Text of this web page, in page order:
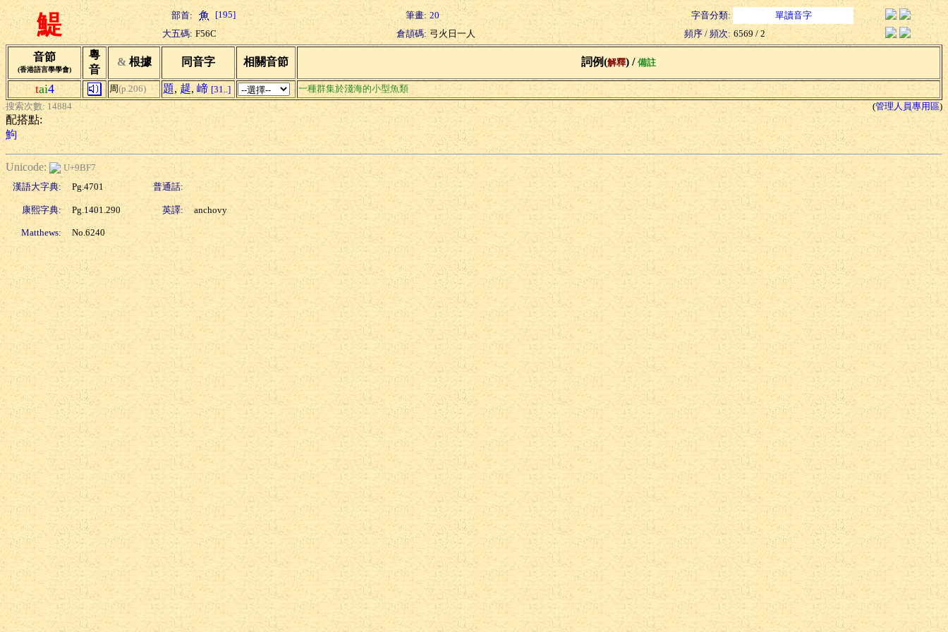
鯷 部首: [195] 筆畫: 20 字音分類:
單讀音字
大五碼: F56C 倉頡碼: 弓火日一人 頻序 / 頻次: 6569 / 2
音節
(香港語言學學會)
粵
音
& 根據 同音字 相關音節 詞例(解釋) / 備註
tai4 周(p.206) 題, 趧, 崹 [31..]
一種群集於淺海的小型魚類
搜索次數: 14884
(管理人員專用區)
配搭點:
鮈
Unicode:
U+9BF7
漢語大字典:
Pg.4701 普通話:
康熙字典: Pg.1401.290 英譯: anchovy
Matthews: No.6240